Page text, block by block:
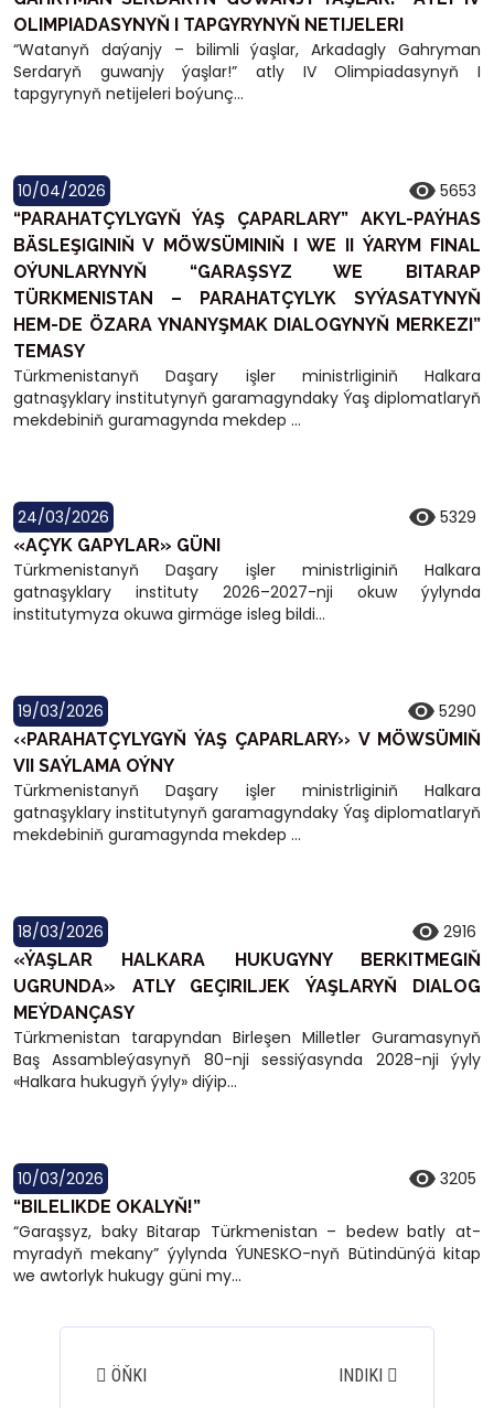
OLIMPIADASYNYŇ I TAPGYRYNYŇ NETIJELERI
“Watanyň daýanjy – bilimli ýaşlar, Arkadagly Gahryman
Serdaryň guwanjy ýaşlar!” atly IV Olimpiadasynyň I
tapgyrynyň netijeleri boýunç...
10/04/2026 5653
“PARAHATÇYLYGYŇ ÝAŞ ÇAPARLARY” AKYL-PAÝHAS
BÄSLEŞIGINIŇ V MÖWSÜMINIŇ I WE II ÝARYM FINAL
OÝUNLARYNYŇ “GARAŞSYZ WE BITARAP
TÜRKMENISTAN – PARAHATÇYLYK SYÝASATYNYŇ
HEM-DE ÖZARA YNANYŞMAK DIALOGYNYŇ MERKEZI”
TEMASY
Türkmenistanyň Daşary işler ministrliginiň Halkara
gatnaşyklary institutynyň garamagyndaky Ýaş diplomatlaryň
mekdebiniň guramagynda mekdep ...
24/03/2026 5329
«AÇYK GAPYLAR» GÜNI
Türkmenistanyň Daşary işler ministrliginiň Halkara
gatnaşyklary instituty 2026–2027-nji okuw ýylynda
institutymyza okuwa girmäge isleg bildi...
19/03/2026 5290
‹‹PARAHATÇYLYGYŇ ÝAŞ ÇAPARLARY›› V MÖWSÜMIŇ
VII SAÝLAMA OÝNY
Türkmenistanyň Daşary işler ministrliginiň Halkara
gatnaşyklary institutynyň garamagyndaky Ýaş diplomatlaryň
mekdebiniň guramagynda mekdep ...
18/03/2026 2916
«ÝAŞLAR HALKARA HUKUGYNY BERKITMEGIŇ
UGRUNDA» ATLY GEÇIRILJEK ÝAŞLARYŇ DIALOG
MEÝDANÇASY
Türkmenistan tarapyndan Birleşen Milletler Guramasynyň
Baş Assambleýasynyň 80-nji sessiýasynda 2028-nji ýyly
«Halkara hukugyň ýyly» diýip...
10/03/2026 3205
“BILELIKDE OKALYŇ!”
“Garaşsyz, baky Bitarap Türkmenistan – bedew batly at-
myradyň mekany” ýylynda ÝUNESKO-nyň Bütindünýä kitap
we awtorlyk hukugy güni my...
ÖŇKI INDIKI